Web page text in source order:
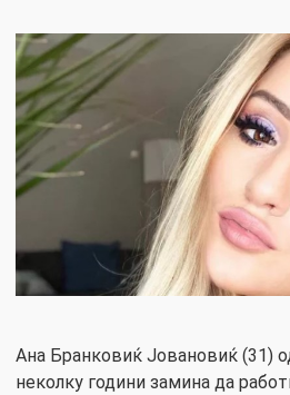
Ана Бранковиќ Јовановиќ (31)
неколку години замина да